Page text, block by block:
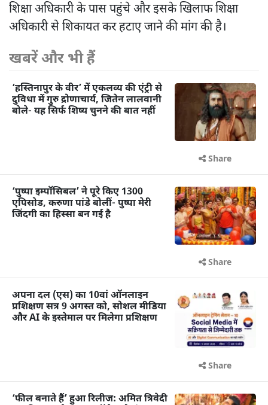
शिक्षा अधिकारी के पास पहुंचे और इसके खिलाफ शिक्षा
अधिकारी से शिकायत कर हटाए जाने की मांग की है।
खबरें और भी हैं
‘हस्तिनापुर के वीर’ में एकलव्य की एंट्री से
दुविधा में गुरु द्रोणाचार्य, जितेन लालवानी
बोले- यह सिर्फ शिष्य चुनने की बात नहीं
Share
‘पुष्पा इम्पॉसिबल’ ने पूरे किए 1300
एपिसोड, करुणा पांडे बोलीं- पुष्पा मेरी
जिंदगी का हिस्सा बन गई है
Share
अपना दल (एस) का 10वां ऑनलाइन
प्रशिक्षण सत्र 9 अगस्त को, सोशल मीडिया
और AI के इस्तेमाल पर मिलेगा प्रशिक्षण
Share
‘फील बनाते हैं’ हुआ रिलीज: अमित त्रिवेदी